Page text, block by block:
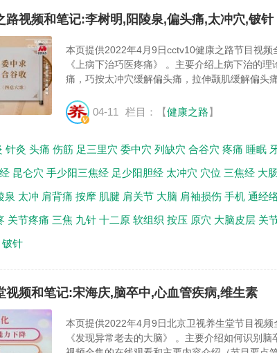
路视频和笔记:李树明,阳陵泉,偏头痛,太冲穴,铍针
本页提供2022年4月9日cctv10健康之路节目视
《上病下治巧医疼痛》 。主要介绍上病下治的
痛，巧按太冲穴缓解偏头痛，拉伸颞肌缓解偏头
04-11 栏目：【健康之路】
针灸 头痛 伤筋 足三里穴 委中穴 列缺穴 合谷穴 疼痛 睡眠
昆仑穴 手少阳三焦经 足少阳胆经 太冲穴 穴位 三焦经 大
泉 太冲 肩背痛 按摩 肌腱 肩关节 大脑 肩袖损伤 手机 通经
关节疼痛 三焦 九针 十二原 软组织 按压 原穴 大脑皮层 关
铍针
视频和笔记:宋海庆,脑卒中,心血管疾病,维生素
本页提供2022年4月9日北京卫视养生堂节目视
《发现异常老去的大脑》 。主要介绍如何识别